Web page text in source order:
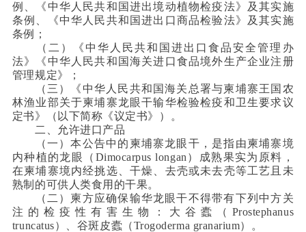
例、《中华人民共和国进出境动植物检疫法》及其实施
条例、《中华人民共和国进出口商品检验法》及其实施
条例；
（二）《中华人民共和国进出口食品安全管理办
法》《中华人民共和国海关进口食品境外生产企业注册
管理规定》；
（三）《中华人民共和国海关总署与柬埔寨王国农
林渔业部关于柬埔寨龙眼干输华检验检疫和卫生要求议
定书》（以下简称《议定书》）。
二、允许进口产品
（一）本公告中的柬埔寨龙眼干，是指由柬埔寨境
内种植的龙眼（Dimocarpus longan）成熟果实为原料，
在柬埔寨境内经挑选、干燥、去壳或未去壳等工艺且未
熟制的可供人类食用的干果。
（二）柬方应确保输华龙眼干不得带有下列中方关
注的检疫性有害生物：大谷蠹（Prostephanus
truncatus）、谷斑皮蠹（Trogoderma granarium）。